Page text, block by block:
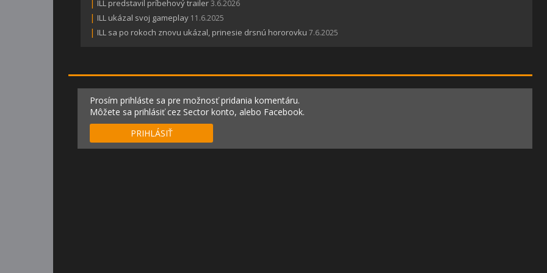
ILL predstavil príbehový trailer3.6.2026
| ILL ukázal svoj gameplay 11.6.2025
| ILL sa po rokoch znovu ukázal, prinesie drsnú hororovku 7.6.2025
Prosím prihláste sa pre možnosť pridania komentáru.
Môžete sa prihlásiť cez Sector konto, alebo Facebook.
PRIHLÁSIŤ